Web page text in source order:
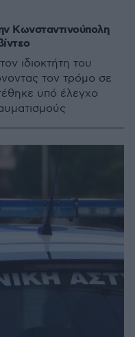
Κωνσταντινούπολη
ιδιοκτήτη του
τον τρόμο σε
υπό έλεγχο